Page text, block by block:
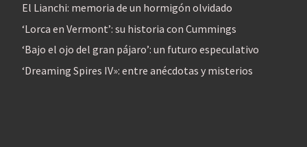
El Lianchi: memoria de un hormigón olvidado
‘Lorca en Vermont’: su historia con Cummings
‘Bajo el ojo del gran pájaro’: un futuro especulativo
‘Dreaming Spires IV»: entre anécdotas y misterios